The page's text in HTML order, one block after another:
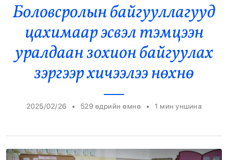
Нийтлэлчийн Булан
Эрүүл Мэнд
Орон Нутаг
Эрэн Сурвалжилга
Боловсролын байгууллагууд
цахимаар эсвэл тэмцээн
уралдаан зохион байгуулах
зэргээр хичээлээ нөхнө
2025/02/26 • 529 өдрийн өмнө • 1 мин уншина